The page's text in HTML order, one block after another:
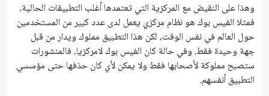
وهذا على النقيض مع المركزية التي تعتمدها أغلب التطبيقات الحالية،
فمثلا الفيس بوك هو نظام مركزي يعمل لدى عدد كبير من المستخدمين
حول العالم في نفس الوقت، لكن هذا التطبيق مملوك ويدار من قبل
جهة وحيدة فقط. وفي حالة كان الفيس بوك لامركزيا، فالمنشورات
ستصبح مملوكة لأصحابها فقط ولا يمكن لأي كان حذفها حتى مؤسسي
التطبيق أنفسهم.